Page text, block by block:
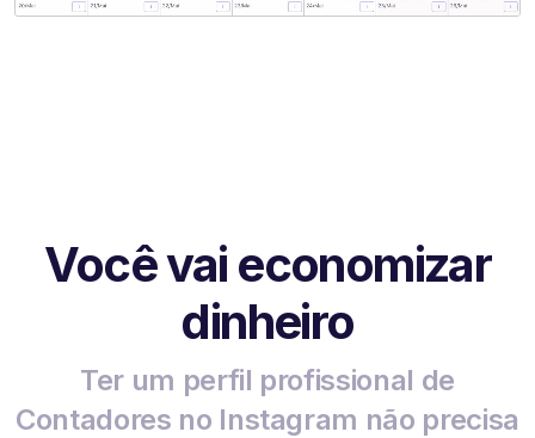
Você vai economizar
dinheiro
Ter um perfil profissional de
Contadores no Instagram não precisa